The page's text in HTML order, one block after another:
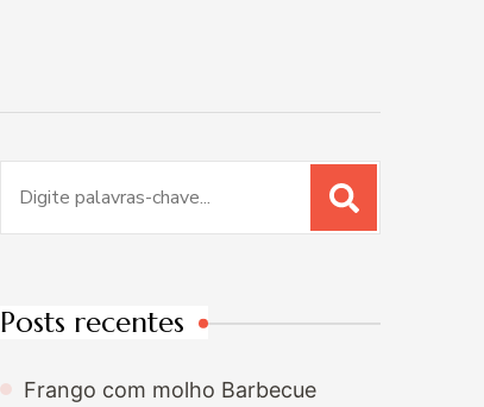
por:
Posts recentes
Frango com molho Barbecue